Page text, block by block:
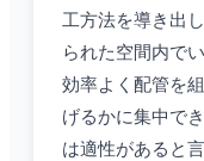
工方法を導き出
られた空間内で
効率よく配管を
げるかに集中で
は適性があると